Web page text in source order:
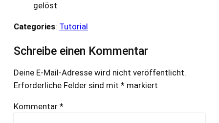
gelöst
Categories: Tutorial
Schreibe einen Kommentar
Deine E-Mail-Adresse wird nicht veröffentlicht.
Erforderliche Felder sind mit * markiert
Kommentar *